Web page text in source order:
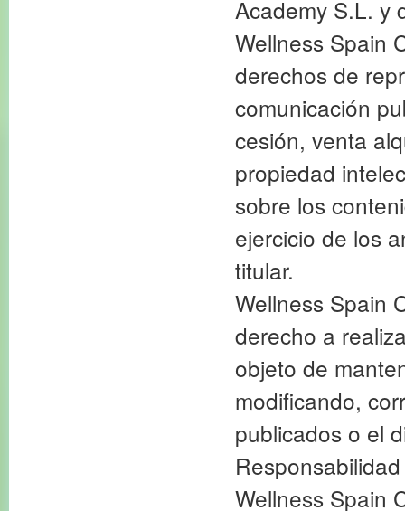
Academy S.L. y
Wellness Spain
derechos de
comunicación
cesión, venta
propiedad
sobre los
ejercicio de los
titular.
Wellness Spain
derecho a
objeto de
modificando,
publicados o el
Wellness Spain